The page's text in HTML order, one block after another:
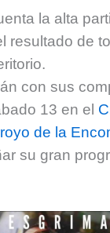
la alta
resultado de
con sus
13 en el
de la
su gran